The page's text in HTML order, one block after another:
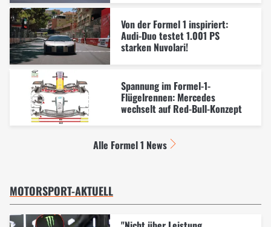
Von der Formel 1 inspiriert:
Audi-Duo testet 1.001 PS
starken Nuvolari!
Spannung im Formel-1-
Flügelrennen: Mercedes
wechselt auf Red-Bull-Konzept
Alle Formel 1 News
MOTORSPORT-AKTUELL